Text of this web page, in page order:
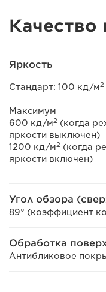
Качество
Яркость
Стандарт: 100 кд/м2
Максимум
600 кд/м2 (когда
яркости выключен)
1200 кд/м2 (когда
яркости включен)
Угол обзора
89° (коэффициент
Обработка
Антибликовое